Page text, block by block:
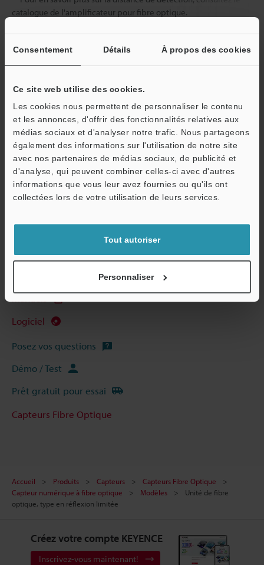
Consentement Détails À propos des cookies
Ce site web utilise des cookies.
Les cookies nous permettent de personnaliser le contenu
et les annonces, d'offrir des fonctionnalités relatives aux
médias sociaux et d'analyser notre trafic. Nous partageons
également des informations sur l'utilisation de notre site
avec nos partenaires de médias sociaux, de publicité et
d'analyse, qui peuvent combiner celles-ci avec d'autres
informations que vous leur avez fournies ou qu'ils ont
collectées lors de votre utilisation de leurs services.
Tout autoriser
Personnaliser
catalogue de l'amplificateur pour fibre optique.
Fiche technique (PDF)
Autres modèles
Télécharger le catalogue
Fiche technique (PDF)
Manuels
Logiciel
Posez vos questions
Démo / Test
Prêt gratuit pour essai
Capteurs Fibre Optique
Accueil Produits Capteurs
Capteurs Fibre Optique
Capteur numérique à fibre optique
Modèles
Unité de fibre
optique, type en réflexion limitée
Créez votre compte KEYENCE
Inscrivez-vous maintenant!